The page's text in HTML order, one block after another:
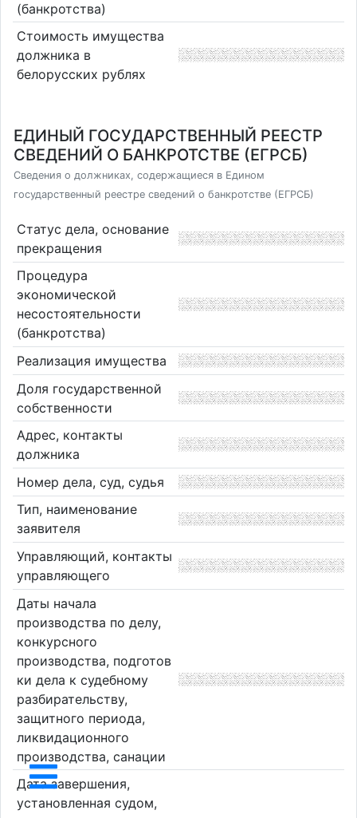
(банкротства)
Стоимость имущества
должника в
белорусских рублях
ЕДИНЫЙ ГОСУДАРСТВЕННЫЙ РЕЕСТР
СВЕДЕНИЙ О БАНКРОТСТВЕ (ЕГРСБ)
Сведения о должниках, содержащиеся в Едином
государственный реестре сведений о банкротстве (ЕГРСБ)
Статус дела, основание
прекращения
Процедура
экономической
несостоятельности
(банкротства)
Реализация имущества
Доля государственной
собственности
Адрес, контакты
должника
Номер дела, суд, судья
Тип, наименование
заявителя
Управляющий, контакты
управляющего
Даты начала
производства по делу,
конкурсного
производства, подготов
ки дела к судебному
разбирательству,
защитного периода,
ликвидационного
производства, санации
Дата завершения,
установленная судом,